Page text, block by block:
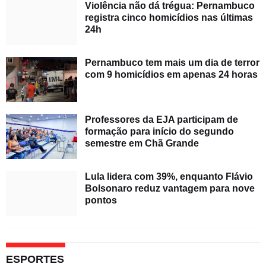
Violência não dá trégua: Pernambuco
registra cinco homicídios nas últimas
24h
Pernambuco tem mais um dia de terror
com 9 homicídios em apenas 24 horas
Professores da EJA participam de
formação para início do segundo
semestre em Chã Grande
Lula lidera com 39%, enquanto Flávio
Bolsonaro reduz vantagem para nove
pontos
ESPORTES